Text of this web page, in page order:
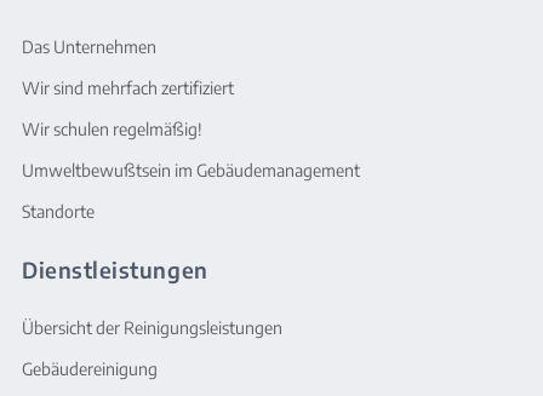
Das Unternehmen
Wir sind mehrfach zertifiziert
Wir schulen regelmäßig!
Umweltbewußtsein im Gebäudemanagement
Standorte
Dienstleistungen
Übersicht der Reinigungsleistungen
Gebäudereinigung